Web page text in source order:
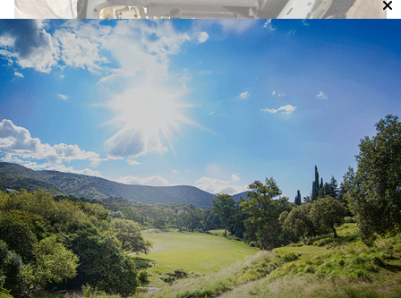
Bell Ville: implementan
“Electro Vuelta”, prueba piloto
para recuperar residuos
electrónicos